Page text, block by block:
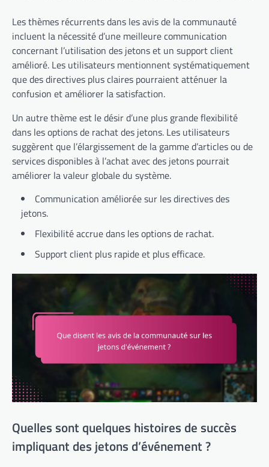
Les thèmes récurrents dans les avis de la communauté
incluent la nécessité d’une meilleure communication
concernant l’utilisation des jetons et un support client
amélioré. Les utilisateurs mentionnent systématiquement
que des directives plus claires pourraient atténuer la
confusion et améliorer la satisfaction.
Un autre thème est le désir d’une plus grande flexibilité
dans les options de rachat des jetons. Les utilisateurs
suggèrent que l’élargissement de la gamme d’articles ou de
services disponibles à l’achat avec des jetons pourrait
améliorer la valeur globale du système.
Communication améliorée sur les directives des
jetons.
Flexibilité accrue dans les options de rachat.
Support client plus rapide et plus efficace.
Quelles sont quelques histoires de succès
impliquant des jetons d’événement ?